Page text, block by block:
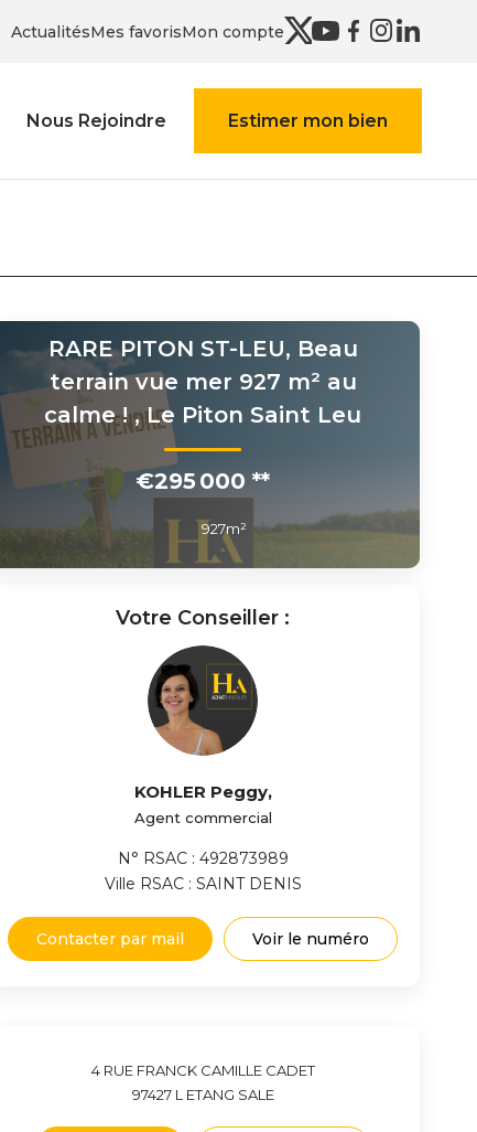
ActualitésMes favorisMon compte
Nous Rejoindre Estimer mon bien
RARE PITON ST-LEU, Beau
terrain vue mer 927 m² au
calme !,Le Piton Saint Leu
€295 000 **
927m²
4 RUE FRANCK CAMILLE CADET
97427 L ETANG SALE
Votre Conseiller :
KOHLER Peggy,
Agent commercial
N° RSAC : 492873989
Ville RSAC : SAINT DENIS
Contacter par mail Voir le numéro